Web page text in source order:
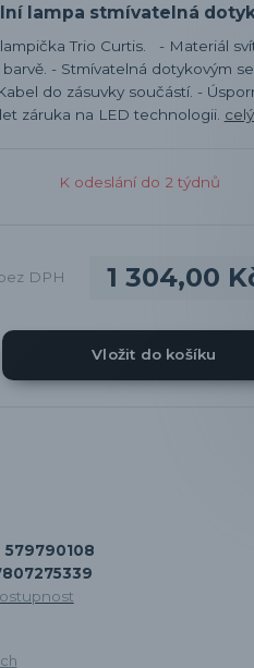
lampa stmívatelná
Trio Curtis. - Materiál
- Stmívatelná dotykovým
do zásuvky součástí. -
záruka na LED technologii.
K odeslání do 2 týdnů
1 304,00
DPH
Vložit do košíku
579790108